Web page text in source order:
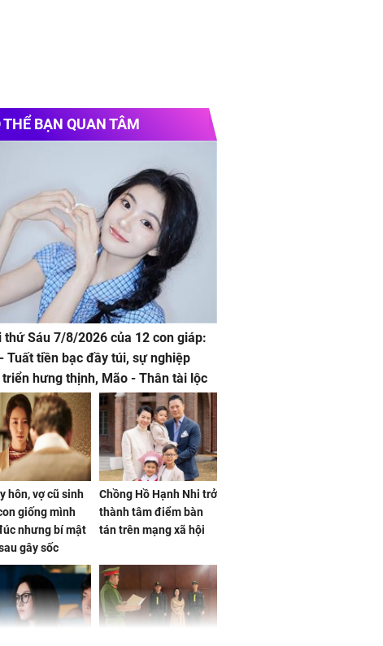
THỂ BẠN QUAN TÂM
thứ Sáu 7/8/2026 của 12 con giáp:
Tuất tiền bạc đầy túi, sự nghiệp
hưng thịnh, Mão - Thân tài lộc
mọi sự khó thành công mỹ mãn
hôn, vợ cũ sinh
giống mình
nhưng bí mật
gây sốc
Chồng Hồ Hạnh Nhi trở
thành tâm điểm bàn
tán trên mạng xã hội